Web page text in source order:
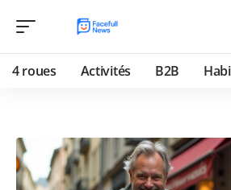
4 roues Activités B2B